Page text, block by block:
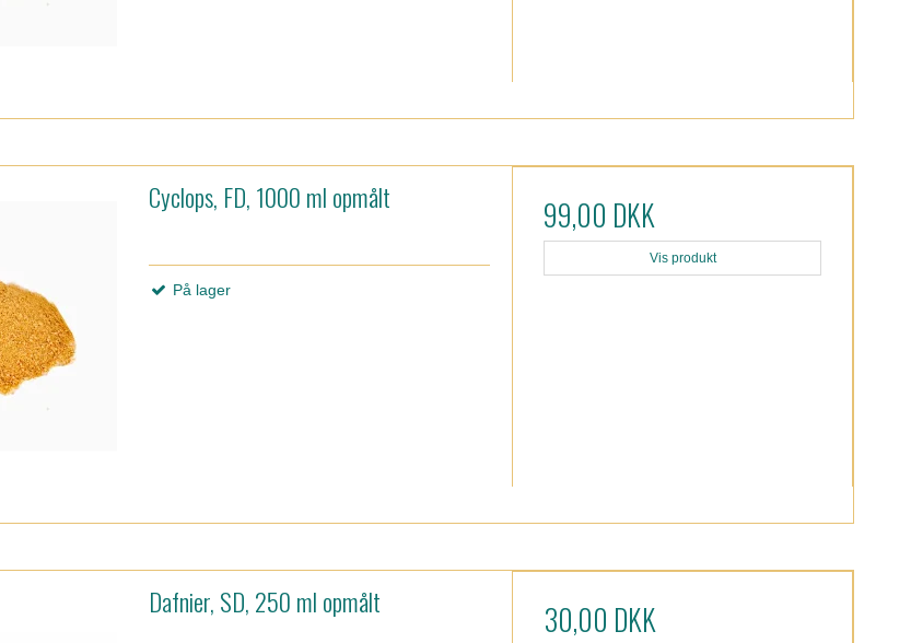
Cyclops, FD, 1000 ml opmålt
På lager
99,00 DKK
Vis produkt
Dafnier, SD, 250 ml opmålt 30,00 DKK